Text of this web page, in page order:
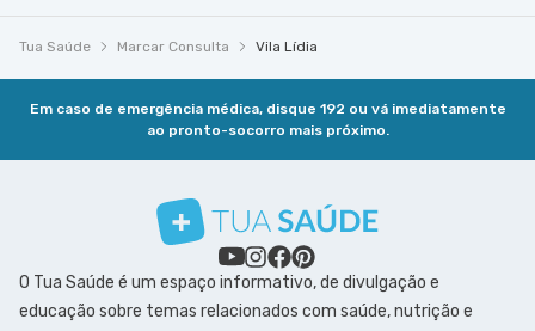
Tua Saúde Marcar Consulta Vila Lídia
Em caso de emergência médica, disque 192 ou vá imediatamente
ao pronto-socorro mais próximo.
O Tua Saúde é um espaço informativo, de divulgação e
educação sobre temas relacionados com saúde, nutrição e